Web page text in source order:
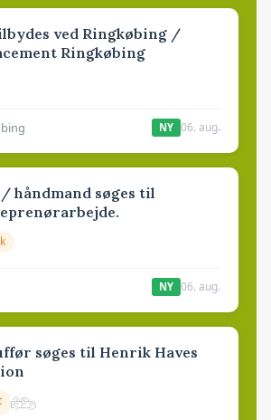
ved Ringkøbing /
Ringkøbing
NY 06. aug.
håndmand søges til
NY 06. aug.
søges til Henrik Haves